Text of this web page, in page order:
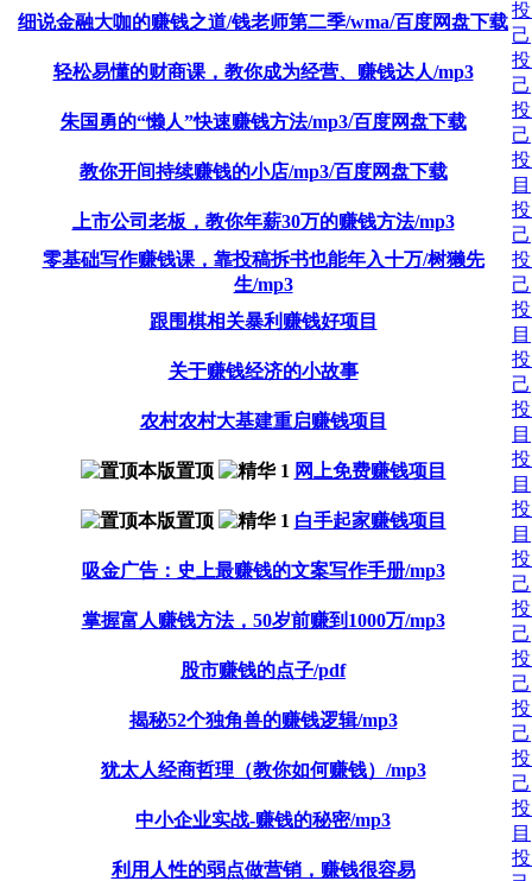
细说金融大咖的赚钱之道/钱老师第二季/wma/百度网盘下载
己
轻松易懂的财商课，教你成为经营、赚钱达人/mp3
己
朱国勇的“懒人”快速赚钱方法/mp3/百度网盘下载
己
教你开间持续赚钱的小店/mp3/百度网盘下载
目
上市公司老板，教你年薪30万的赚钱方法/mp3
己
零基础写作赚钱课，靠投稿拆书也能年入十万/树獭先
生/mp3
己
跟围棋相关暴利赚钱好项目
目
关于赚钱经济的小故事
己
农村农村大基建重启赚钱项目
目
网上免费赚钱项目
目
白手起家赚钱项目
目
吸金广告：史上最赚钱的文案写作手册/mp3
己
掌握富人赚钱方法，50岁前赚到1000万/mp3
己
股市赚钱的点子/pdf
己
揭秘52个独角兽的赚钱逻辑/mp3
己
犹太人经商哲理（教你如何赚钱）/mp3
己
中小企业实战-赚钱的秘密/mp3
目
利用人性的弱点做营销，赚钱很容易